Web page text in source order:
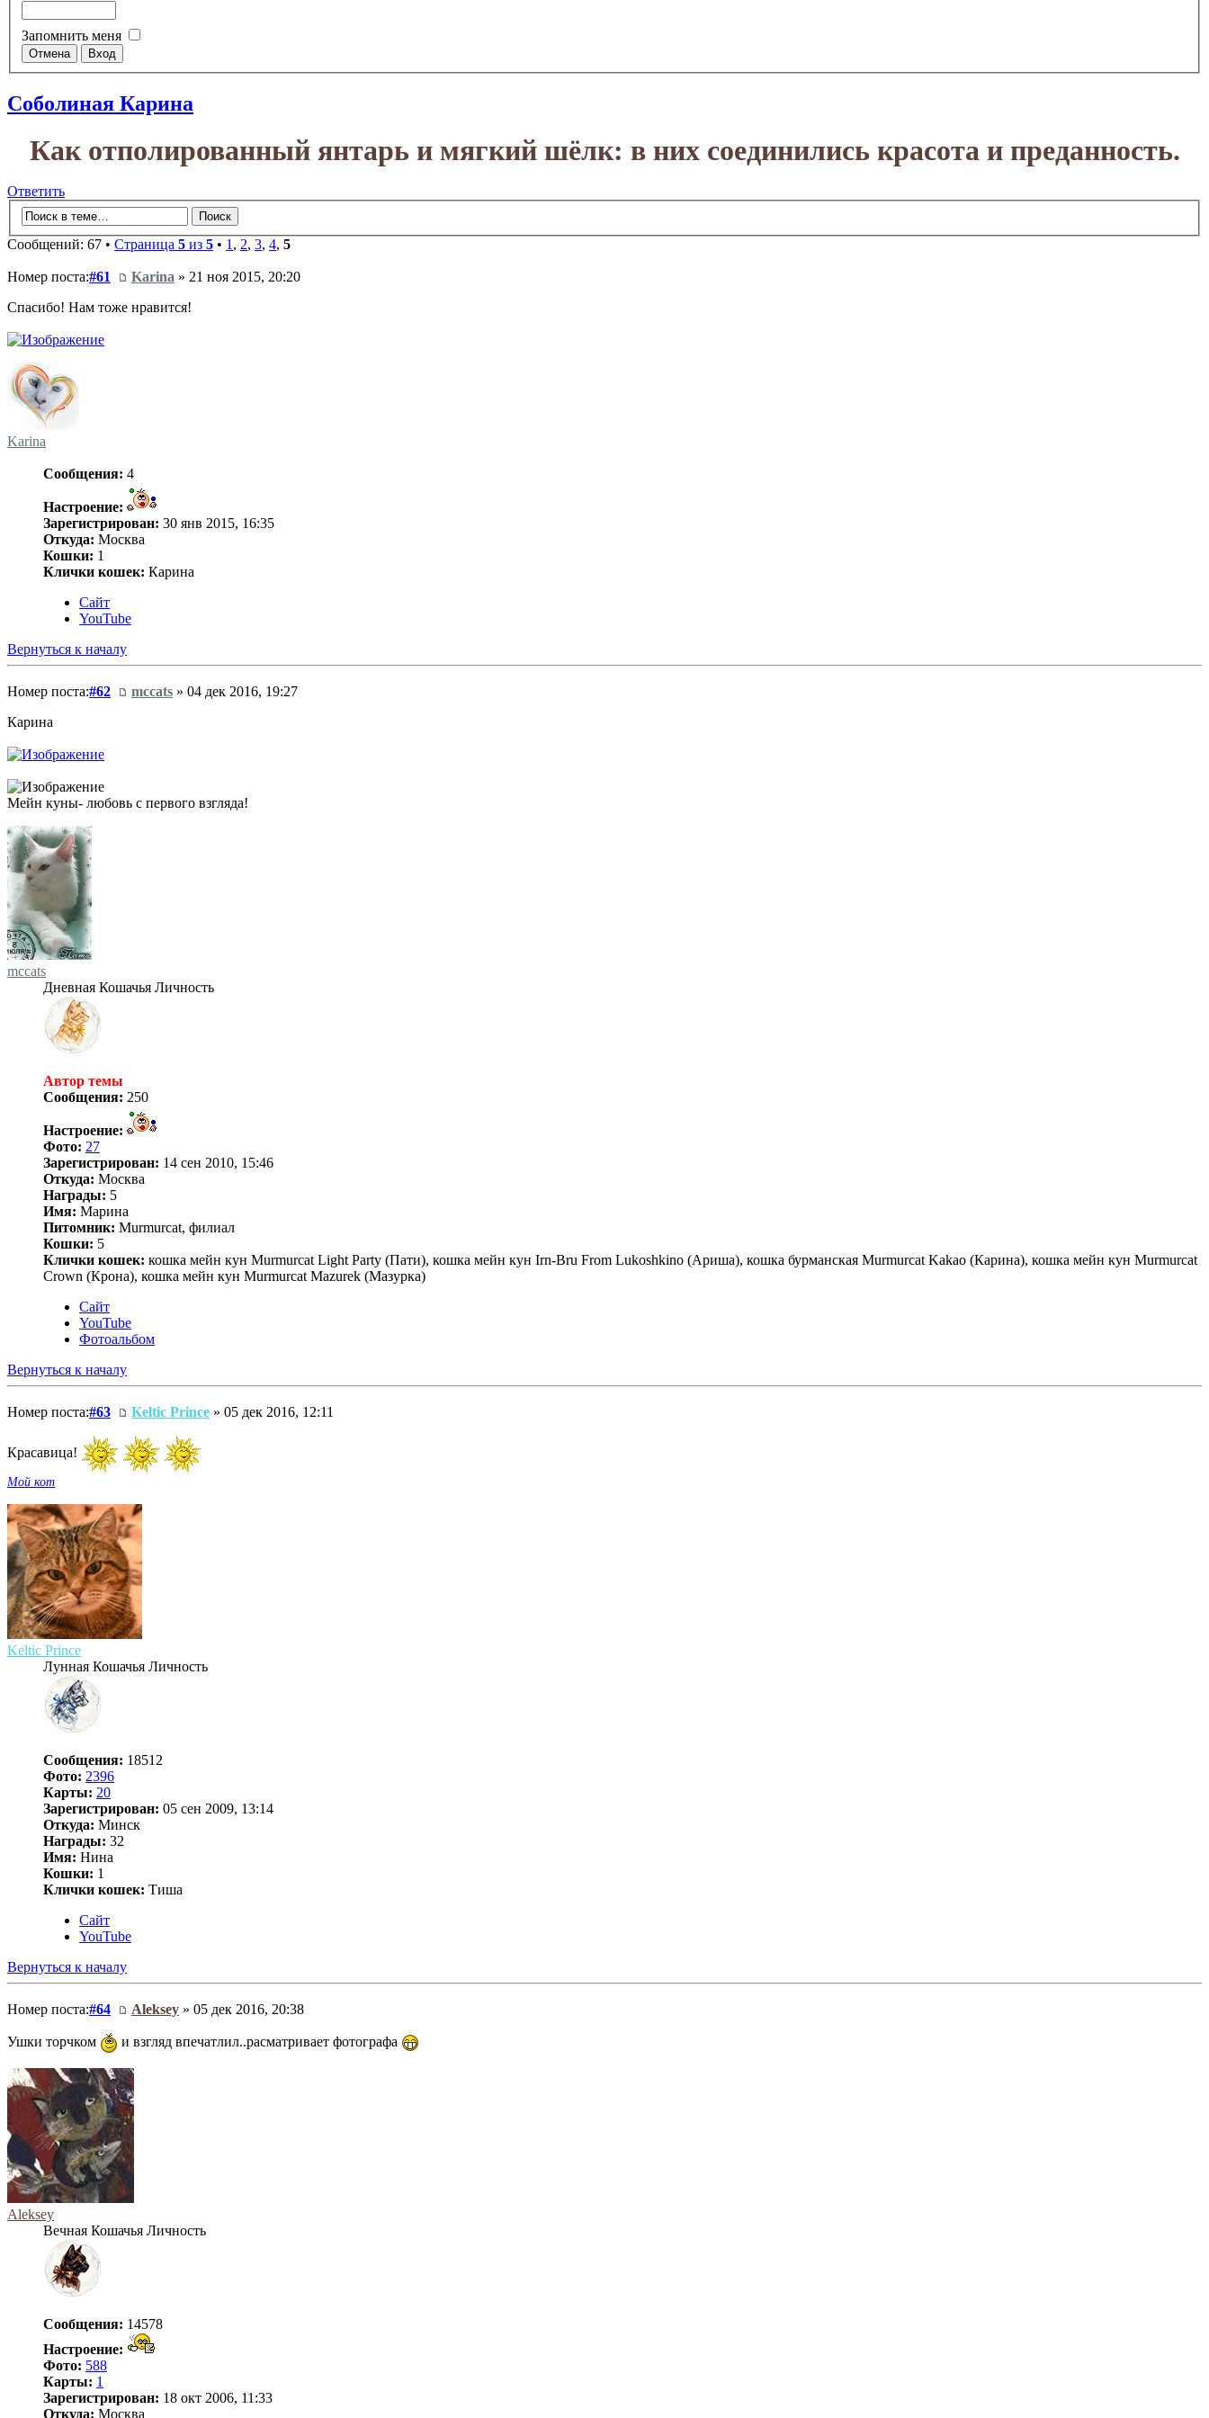
Запомнить меня
Соболиная Карина
Как отполированный янтарь и мягкий шёлк: в них соединились красота и преданность.
Ответить
Сообщений: 67 • Страница 5 из 5 • 1 , 2, 3, 4, 5
Номер поста:#61 Karina » 21 ноя 2015, 20:20
Спасибо! Нам тоже нравится!
Karina
Сообщения: 4
Настроение:
Зарегистрирован: 30 янв 2015, 16:35
Откуда: Москва
Кошки: 1
Клички кошек: Карина
Сайт
YouTube
Вернуться к началу
Номер поста:#62 mccats » 04 дек 2016, 19:27
Карина
Мейн куны- любовь с первого взгляда!
mccats
Дневная Кошачья Личность
Автор темы
Сообщения: 250
Настроение:
Фото: 27
Зарегистрирован: 14 сен 2010, 15:46
Откуда: Москва
Награды: 5
Имя: Марина
Питомник: Murmurcat, филиал
Кошки: 5
Клички кошек: кошка мейн кун Murmurcat Light Party (Пати), кошка мейн кун Irn-Bru From Lukoshkino (Ариша), кошка бурманская Murmurcat Kakao (Карина), кошка мейн кун Murmurcat
Crown (Крона), кошка мейн кун Murmurcat Mazurek (Мазурка)
Сайт
YouTube
Фотоальбом
Вернуться к началу
Номер поста:#63 Keltic Prince » 05 дек 2016, 12:11
Красавица!
Мой кот
Keltic Prince
Лунная Кошачья Личность
Сообщения: 18512
Фото: 2396
Карты: 20
Зарегистрирован: 05 сен 2009, 13:14
Откуда: Минск
Награды: 32
Имя: Нина
Кошки: 1
Клички кошек: Тиша
Сайт
YouTube
Вернуться к началу
Номер поста:#64 Aleksey » 05 дек 2016, 20:38
Ушки торчком и взгляд впечатлил..расматривает фотографа
Aleksey
Вечная Кошачья Личность
Сообщения: 14578
Настроение:
Фото: 588
Карты: 1
Зарегистрирован: 18 окт 2006, 11:33
Откуда: Москва